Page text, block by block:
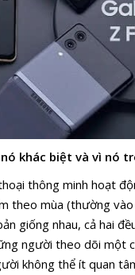
khác biệt và vì nó
thông minh hoạt
theo mùa (thường
giống nhau, cả hai
người theo dõi một
không thể ít quan